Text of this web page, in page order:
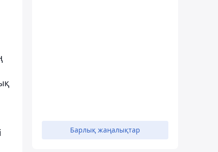
Барлық жаңалықтар